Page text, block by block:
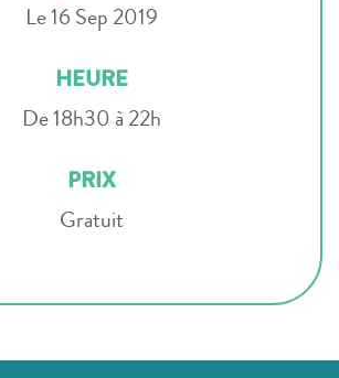
Le 16 Sep 2019
HEURE
De 18h30 à 22h
PRIX
Gratuit